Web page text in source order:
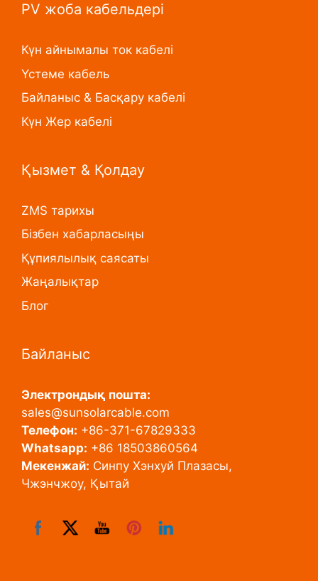
PV жоба кабельдері
Күн айнымалы ток кабелі
Үстеме кабель
Байланыс & Басқару кабелі
Күн Жер кабелі
Қызмет & Қолдау
ZMS тарихы
Бізбен хабарласыңы
Құпиялылық саясаты
Жаңалықтар
Блог
Байланыс
Электрондық пошта:
sales@sunsolarcable.com
Телефон: +86-371-67829333
Whatsapp: +86 18503860564
Мекенжай: Синпу Хэнхуй Плазасы,
Чжэнчжоу, Қытай